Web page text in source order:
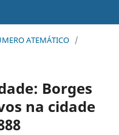
ATEMÁTICO /
Borges
na cidade